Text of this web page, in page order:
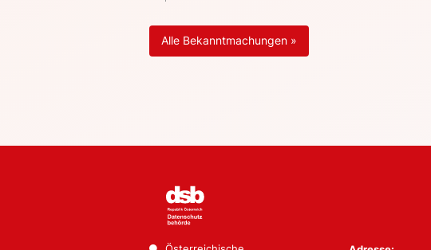
Alle Bekanntmachungen »